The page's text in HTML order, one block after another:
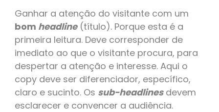
Ganhar a atenção do visitante com um
bom headline(título). Porque esta é a
primeira leitura. Deve corresponder de
imediato ao que o visitante procura, para
despertar a atenção e interesse. Aqui o
copy deve ser diferenciador, específico,
claro e sucinto. Os sub-headlinesdevem
esclarecer e convencer a audiência.